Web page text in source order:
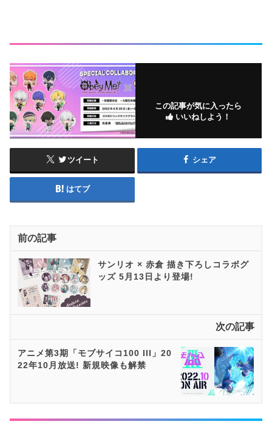
この記事が気に入ったら
いいねしよう！
ツイート シェア
はてブ
前の記事
サンリオ × 赤倉 描き下ろしコラボグ
ッズ 5月13日より登場!
次の記事
アニメ第3期「モブサイコ100 III」20
22年10月放送! 新規映像も解禁